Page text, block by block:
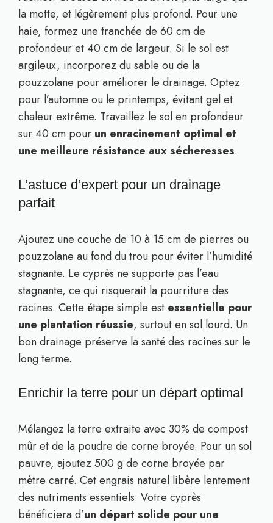
la motte, et légèrement plus profond. Pour une
haie, formez une tranchée de 60 cm de
profondeur et 40 cm de largeur. Si le sol est
argileux, incorporez du sable ou de la
pouzzolane pour améliorer le drainage. Optez
pour l’automne ou le printemps, évitant gel et
chaleur extrême. Travaillez le sol en profondeur
sur 40 cm pour un enracinement optimal et
une meilleure résistance aux sécheresses.
L’astuce d’expert pour un drainage
parfait
Ajoutez une couche de 10 à 15 cm de pierres ou
pouzzolane au fond du trou pour éviter l’humidité
stagnante. Le cyprès ne supporte pas l’eau
stagnante, ce qui risquerait la pourriture des
racines. Cette étape simple est essentielle pour
une plantation réussie, surtout en sol lourd. Un
bon drainage préserve la santé des racines sur le
long terme.
Enrichir la terre pour un départ optimal
Mélangez la terre extraite avec 30% de compost
mûr et de la poudre de corne broyée. Pour un sol
pauvre, ajoutez 500 g de corne broyée par
mètre carré. Cet engrais naturel libère lentement
des nutriments essentiels. Votre cyprès
bénéficiera d’un départ solide pour une